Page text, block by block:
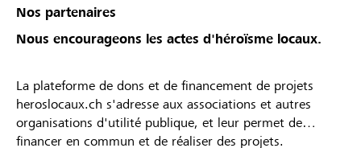
Nos partenaires
Nous encourageons les actes d'héroïsme locaux.
La plateforme de dons et de financement de projets
heroslocaux.ch s'adresse aux associations et autres
organisations d'utilité publique, et leur permet de
financer en commun et de réaliser des projets.